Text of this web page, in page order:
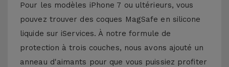
Pour les modèles iPhone 7 ou ultérieurs, vous
pouvez trouver des coques MagSafe en silicone
liquide sur iServices. À notre formule de
protection à trois couches, nous avons ajouté un
anneau d'aimants pour que vous puissiez profiter